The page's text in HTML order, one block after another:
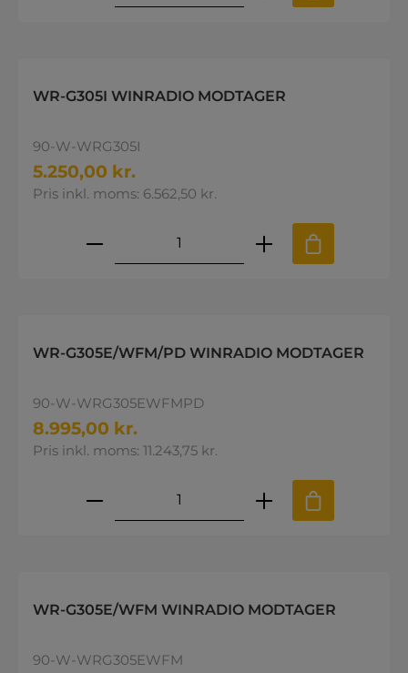
WR-G305I WINRADIO MODTAGER
90-W-WRG305I
5.250,00 kr.
Pris inkl. moms: 6.562,50 kr.
Produktmængde: Indtast den
WR-G305E/WFM/PD WINRADIO MODTAGER
90-W-WRG305EWFMPD
8.995,00 kr.
Pris inkl. moms: 11.243,75 kr.
Produktmængde: Indtast den
WR-G305E/WFM WINRADIO MODTAGER
90-W-WRG305EWFM